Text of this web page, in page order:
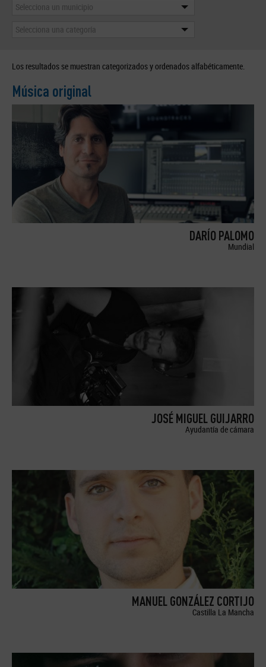
Selecciona un municipio
Selecciona una categoría
Los resultados se muestran categorizados y ordenados alfabéticamente.
Música original
DARÍO PALOMO
Mundial
JOSÉ MIGUEL GUIJARRO
Ayudantía de cámara
MANUEL GONZÁLEZ CORTIJO
Castilla La Mancha